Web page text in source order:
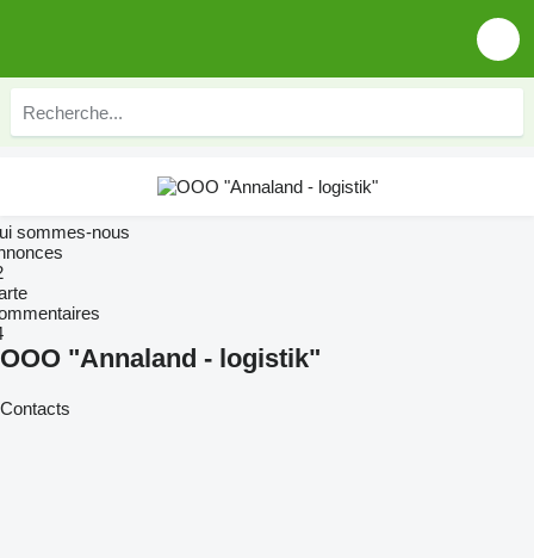
sommes-nous
OOO "Annaland - logistik"
Contacts